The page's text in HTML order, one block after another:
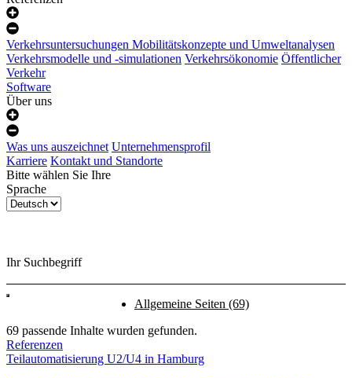
Verkehrsuntersuchungen Mobilitätskonzepte und Umweltanalysen
Verkehrsmodelle und -simulationen Verkehrsökonomie Öffentlicher
Verkehr
Software
Über uns
Was uns auszeichnet Unternehmensprofil
Karriere Kontakt und Standorte
Bitte wählen Sie Ihre
Sprache
Ihr Suchbegriff
Allgemeine Seiten (69)
69 passende Inhalte wurden gefunden.
Referenzen
Teilautomatisierung U2/U4 in Hamburg